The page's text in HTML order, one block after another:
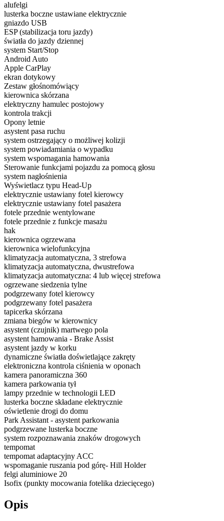
alufelgi
lusterka boczne ustawiane elektrycznie
gniazdo USB
ESP (stabilizacja toru jazdy)
światła do jazdy dziennej
system Start/Stop
Android Auto
Apple CarPlay
ekran dotykowy
Zestaw głośnomówiący
kierownica skórzana
elektryczny hamulec postojowy
kontrola trakcji
Opony letnie
asystent pasa ruchu
system ostrzegający o możliwej kolizji
system powiadamiania o wypadku
system wspomagania hamowania
Sterowanie funkcjami pojazdu za pomocą głosu
system nagłośnienia
Wyświetlacz typu Head-Up
elektrycznie ustawiany fotel kierowcy
elektrycznie ustawiany fotel pasażera
fotele przednie wentylowane
fotele przednie z funkcje masażu
hak
kierownica ogrzewana
kierownica wielofunkcyjna
klimatyzacja automatyczna, 3 strefowa
klimatyzacja automatyczna, dwustrefowa
klimatyzacja automatyczna: 4 lub więcej strefowa
ogrzewane siedzenia tylne
podgrzewany fotel kierowcy
podgrzewany fotel pasażera
tapicerka skórzana
zmiana biegów w kierownicy
asystent (czujnik) martwego pola
asystent hamowania - Brake Assist
asystent jazdy w korku
dynamiczne światła doświetlające zakręty
elektroniczna kontrola ciśnienia w oponach
kamera panoramiczna 360
kamera parkowania tył
lampy przednie w technologii LED
lusterka boczne składane elektrycznie
oświetlenie drogi do domu
Park Assistant - asystent parkowania
podgrzewane lusterka boczne
system rozpoznawania znaków drogowych
tempomat
tempomat adaptacyjny ACC
wspomaganie ruszania pod górę- Hill Holder
felgi aluminiowe 20
Isofix (punkty mocowania fotelika dziecięcego)
Opis